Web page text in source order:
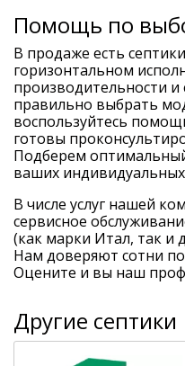
Помощь по
В продаже есть
горизонтальном
производительности
правильно выбрать
воспользуйтесь
готовы
Подберем
ваших
В числе услуг нашей
сервисное
(как марки Итал, так и
Нам доверяют сотни
Оцените и вы наш
Другие септики